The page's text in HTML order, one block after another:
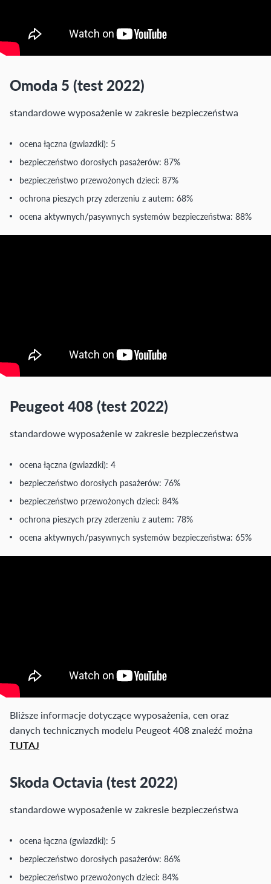
Omoda 5 (test 2022)
standardowe wyposażenie w zakresie bezpieczeństwa
ocena łączna (gwiazdki): 5
bezpieczeństwo dorosłych pasażerów: 87%
bezpieczeństwo przewożonych dzieci: 87%
ochrona pieszych przy zderzeniu z autem: 68%
ocena aktywnych/pasywnych systemów bezpieczeństwa: 88%
Peugeot 408 (test 2022)
standardowe wyposażenie w zakresie bezpieczeństwa
ocena łączna (gwiazdki): 4
bezpieczeństwo dorosłych pasażerów: 76%
bezpieczeństwo przewożonych dzieci: 84%
ochrona pieszych przy zderzeniu z autem: 78%
ocena aktywnych/pasywnych systemów bezpieczeństwa: 65%
Bliższe informacje dotyczące wyposażenia, cen oraz
danych technicznych modelu Peugeot 408 znaleźć można
TUTAJ
Skoda Octavia (test 2022)
standardowe wyposażenie w zakresie bezpieczeństwa
ocena łączna (gwiazdki): 5
bezpieczeństwo dorosłych pasażerów: 86%
bezpieczeństwo przewożonych dzieci: 84%